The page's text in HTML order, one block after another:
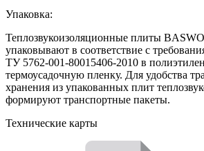
Упаковка:
Теплозвукоизоляционные плиты
упаковывают в соответствие с
ТУ 5762-001-80015406-2010 в
термоусадочную пленку. Для удобства
хранения из упакованных плит
формируют транспортные пакеты.
Технические карты